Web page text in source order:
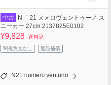
中古
N゜ 21 ヌメロヴェントゥーノ ス
ニーカー 27cm 2137825E0102
¥9,828 送料込
関税負担なし 返品補償
N21 numero ventuno